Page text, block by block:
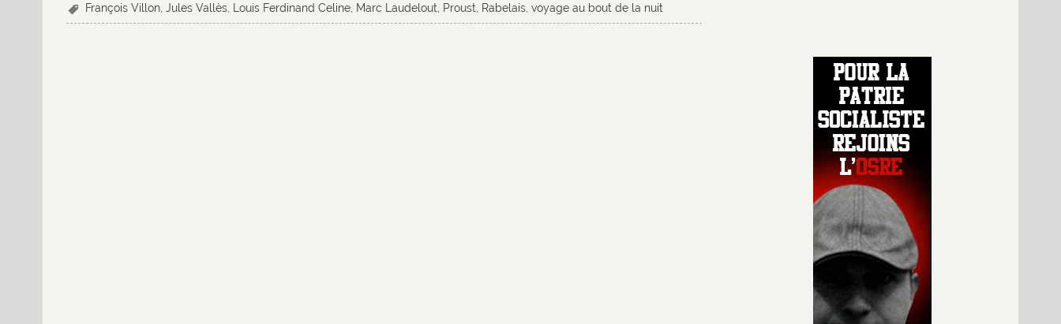
François Villon ,Jules Vallès Louis Ferdinand Celine Marc Laudelout Proust Rabe­lais ,voyage au bout de la nuit